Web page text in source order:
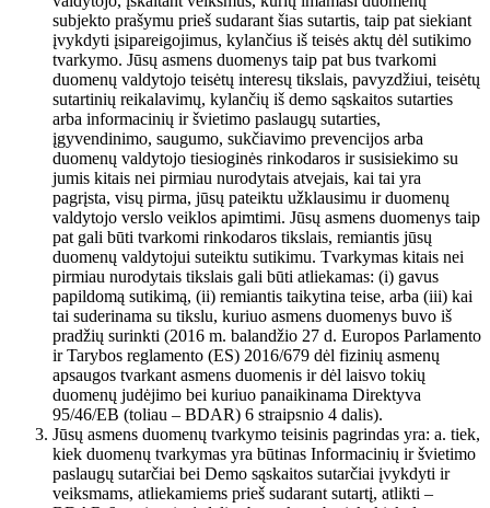
subjekto prašymu prieš sudarant šias sutartis, taip pat siekiant
įvykdyti įsipareigojimus, kylančius iš teisės aktų dėl sutikimo
tvarkymo. Jūsų asmens duomenys taip pat bus tvarkomi
duomenų valdytojo teisėtų interesų tikslais, pavyzdžiui, teisėtų
sutartinių reikalavimų, kylančių iš demo sąskaitos sutarties
arba informacinių ir švietimo paslaugų sutarties,
įgyvendinimo, saugumo, sukčiavimo prevencijos arba
duomenų valdytojo tiesioginės rinkodaros ir susisiekimo su
jumis kitais nei pirmiau nurodytais atvejais, kai tai yra
pagrįsta, visų pirma, jūsų pateiktu užklausimu ir duomenų
valdytojo verslo veiklos apimtimi. Jūsų asmens duomenys taip
pat gali būti tvarkomi rinkodaros tikslais, remiantis jūsų
duomenų valdytojui suteiktu sutikimu. Tvarkymas kitais nei
pirmiau nurodytais tikslais gali būti atliekamas: (i) gavus
papildomą sutikimą, (ii) remiantis taikytina teise, arba (iii) kai
tai suderinama su tikslu, kuriuo asmens duomenys buvo iš
pradžių surinkti (2016 m. balandžio 27 d. Europos Parlamento
ir Tarybos reglamento (ES) 2016/679 dėl fizinių asmenų
apsaugos tvarkant asmens duomenis ir dėl laisvo tokių
duomenų judėjimo bei kuriuo panaikinama Direktyva
95/46/EB (toliau – BDAR) 6 straipsnio 4 dalis).
Jūsų asmens duomenų tvarkymo teisinis pagrindas yra: a. tiek,
kiek duomenų tvarkymas yra būtinas Informacinių ir švietimo
paslaugų sutarčiai bei Demo sąskaitos sutarčiai įvykdyti ir
veiksmams, atliekamiems prieš sudarant sutartį, atlikti –